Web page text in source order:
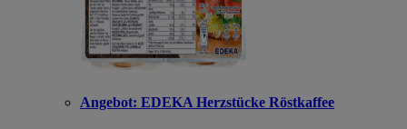
Angebot: EDEKA Herzstücke Röstkaffee